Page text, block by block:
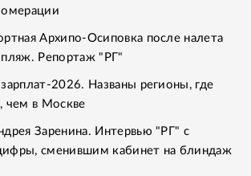
Архипо-Осиповка после налета
Репортаж "РГ"
2026. Названы регионы, где
чем в Москве
Заренина. Интервью "РГ" с
сменившим кабинет на блиндаж